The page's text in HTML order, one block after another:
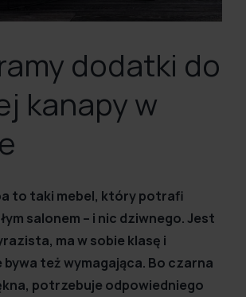
dodatki do
kanapy w
to taki mebel, który potrafi
salonem – i nic dziwnego. Jest
ma w sobie klasę i
też wymagająca. Bo czarna
potrzebuje odpowiedniego